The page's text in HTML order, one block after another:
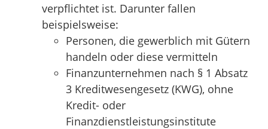
verpflichtet ist. Darunter fallen
beispielsweise:
Personen, die gewerblich mit Gütern
handeln oder diese vermitteln
Finanzunternehmen nach § 1 Absatz
3 Kreditwesengesetz (KWG), ohne
Kredit- oder
Finanzdienstleistungsinstitute